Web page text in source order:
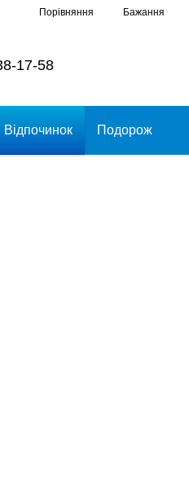
Порівняння Бажання
17-58
Відпочинок Подорож